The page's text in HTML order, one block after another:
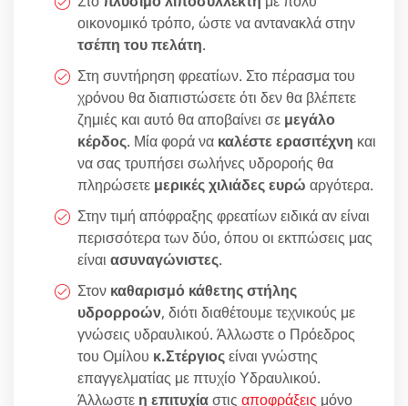
οικονομικό τρόπο, ώστε να αντανακλά στην
τσέπη του πελάτη.
Στη συντήρηση φρεατίων. Στο πέρασμα του
χρόνου θα διαπιστώσετε ότι δεν θα βλέπετε
ζημιές και αυτό θα αποβαίνει σε μεγάλο
κέρδος. Μία φορά να καλέστε ερασιτέχνη και
να σας τρυπήσει σωλήνες υδροροής θα
πληρώσετε μερικές χιλιάδες ευρώ αργότερα.
Στην τιμή απόφραξης φρεατίων ειδικά αν είναι
περισσότερα των δύο, όπου οι εκτπώσεις μας
είναι ασυναγώνιστες.
Στον καθαρισμό κάθετης στήλης
υδρορροών, διότι διαθέτουμε τεχνικούς με
γνώσεις υδραυλικού. Άλλωστε ο Πρόεδρος
του Ομίλου κ.Στέργιοςείναι γνώστης
επαγγελματίας με πτυχίο Υδραυλικού.
Άλλωστε η επιτυχίαστις αποφράξεις μόνο